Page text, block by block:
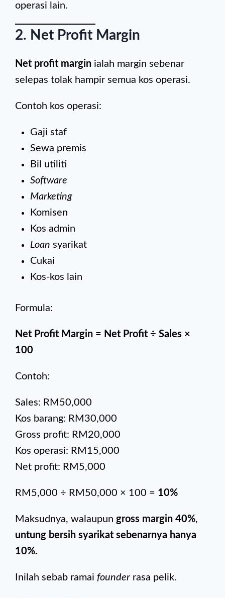
operasi lain.
2. Net Profit Margin
Net profit margin ialah margin sebenar
selepas tolak hampir semua kos operasi.
Contoh kos operasi:
Gaji staf
Sewa premis
Bil utiliti
Software
Marketing
Komisen
Kos admin
Loan syarikat
Cukai
Kos-kos lain
Formula:
Net Profit Margin = Net Profit ÷ Sales ×
100
Contoh:
Sales: RM50,000
Kos barang: RM30,000
Gross profit: RM20,000
Kos operasi: RM15,000
Net profit: RM5,000
RM5,000 ÷ RM50,000 × 100 = 10%
Maksudnya, walaupun gross margin 40%,
untung bersih syarikat sebenarnya hanya
10%.
Inilah sebab ramai founder rasa pelik.